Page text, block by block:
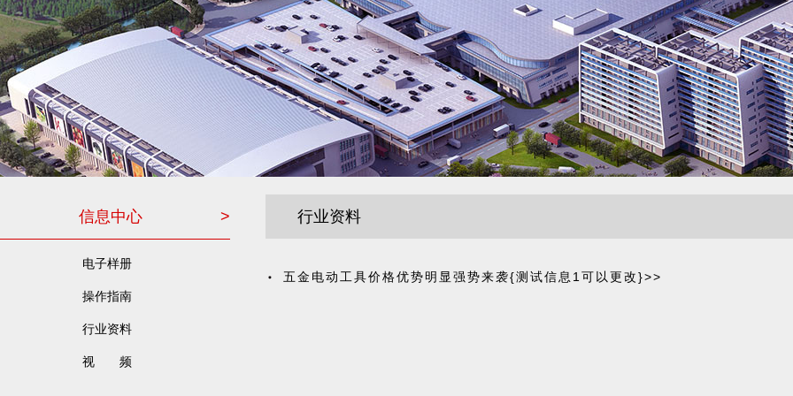
信息中心 >
电子样册
操作指南
行业资料
视 频
行业资料
五金电动工具价格优势明显强势来袭{测试信息1可以更改}>>